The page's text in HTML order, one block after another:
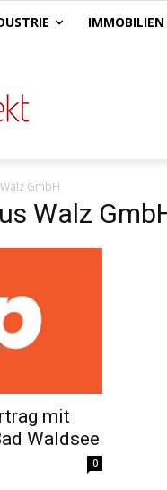
IMMOBILIEN
GmbH
Walz
mit
Waldsee
0